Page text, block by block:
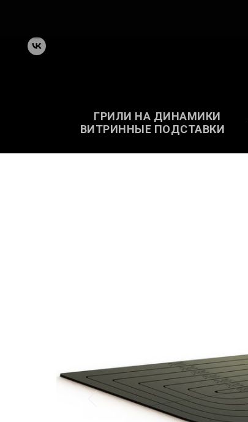
ГРИЛИ НА ДИНАМИКИ
ВИТРИННЫЕ ПОДСТАВКИ